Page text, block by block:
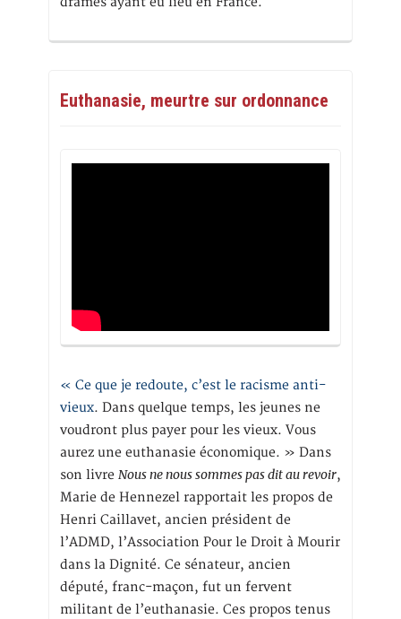
Euthanasie, meurtre sur ordonnance
« Ce que je redoute, c’est le racisme anti-
vieux. Dans quelque temps, les jeunes ne
voudront plus payer pour les vieux. Vous
aurez une euthanasie économique. » Dans
son livre Nous ne nous sommes pas dit au revoir,
Marie de Hennezel rapportait les propos de
Henri Caillavet, ancien président de
l’ADMD, l’Association Pour le Droit à Mourir
dans la Dignité. Ce sénateur, ancien
député, franc-maçon, fut un fervent
militant de l’euthanasie. Ces propos tenus